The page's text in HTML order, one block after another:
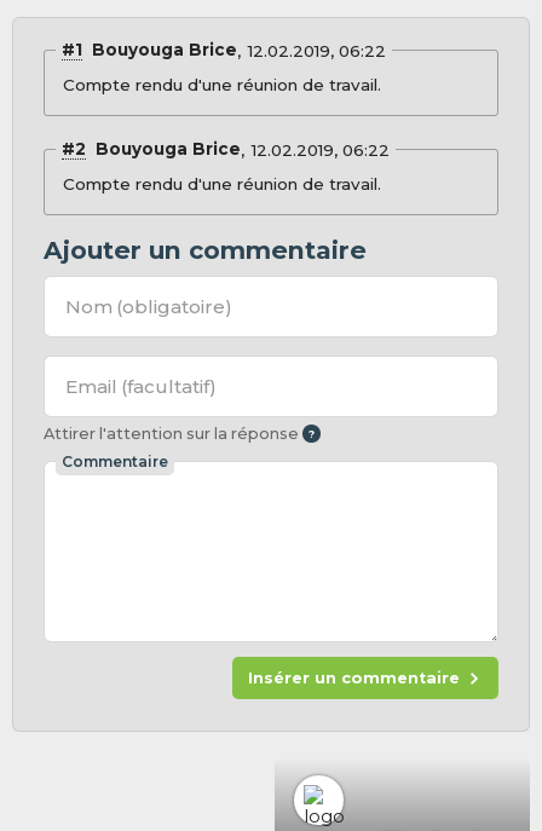
#1 Bouyouga Brice
12.02.2019, 06:22
Compte rendu d'une réunion de travail.
#2 Bouyouga Brice
12.02.2019, 06:22
Compte rendu d'une réunion de travail.
Ajouter un commentaire
Nom (obligatoire)
Email (facultatif)
Attirer l'attention sur la réponse
Commentaire
Insérer un commentaire